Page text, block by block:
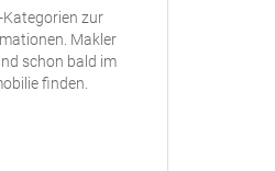
Kategorien zur
Makler
schon bald im
finden.